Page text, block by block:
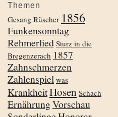
Themen
Gesang Rüscher 1856
Funkensonntag
Rehmerlied Sturz in die
Bregenzerach 1857
Zahnschmerzen
Zahlenspiel was
KrankheitHosen Schach
ErnährungVorschau